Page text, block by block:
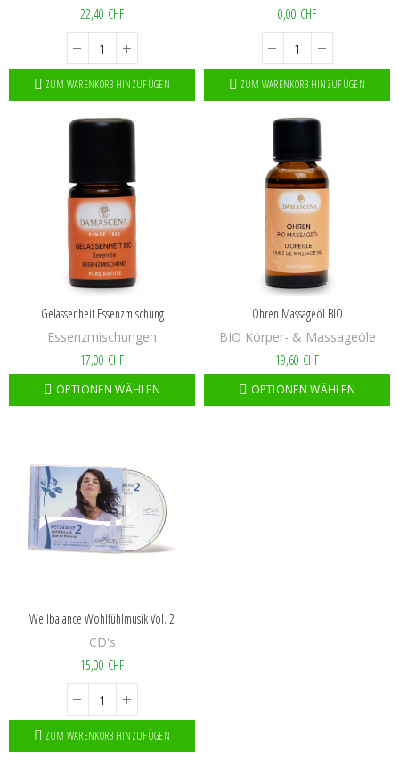
22,40 CHF
ZUM WARENKORB HINZUFÜGEN
0,00 CHF
ZUM WARENKORB HINZUFÜGEN
Gelassenheit Essenzmischung
Essenzmischungen
17,00 CHF
OPTIONEN WÄHLEN
Ohren Massageöl BIO
BIO Körper- & Massageöle
19,60 CHF
OPTIONEN WÄHLEN
Wellbalance Wohlfühlmusik Vol. 2
CD's
15,00 CHF
ZUM WARENKORB HINZUFÜGEN